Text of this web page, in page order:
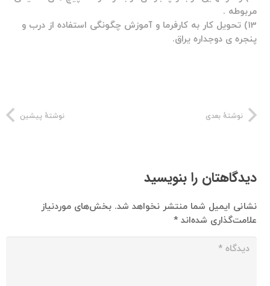
مربوطه .
13) تحویل کار به کارفرما و آموزش چگونگی استفاده از درب و
پنجره ی دوجداره یراق.
نوشتهٔ پیشین نوشتهٔ بعدی
دیدگاهتان را بنویسید
نشانی ایمیل شما منتشر نخواهد شد. بخش‌های موردنیاز
علامت‌گذاری شده‌اند*